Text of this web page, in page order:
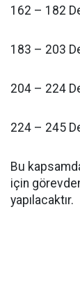
162 – 182
183 – 203
204 – 224
224 – 245
Bu
için
yapılacaktır.